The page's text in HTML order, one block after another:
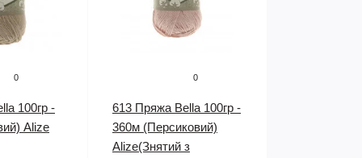
0
100гр -
Alize
0
613 Пряжа Bella 100гр -
360м (Персиковий)
Alize(Знятий з